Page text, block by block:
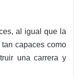
al igual que la
capaces como
una carrera y